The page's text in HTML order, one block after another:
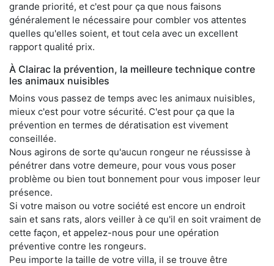
grande priorité, et c'est pour ça que nous faisons
généralement le nécessaire pour combler vos attentes
quelles qu'elles soient, et tout cela avec un excellent
rapport qualité prix.
À Clairac la prévention, la meilleure technique contre
les animaux nuisibles
Moins vous passez de temps avec les animaux nuisibles,
mieux c'est pour votre sécurité. C'est pour ça que la
prévention en termes de dératisation est vivement
conseillée.
Nous agirons de sorte qu'aucun rongeur ne réussisse à
pénétrer dans votre demeure, pour vous vous poser
problème ou bien tout bonnement pour vous imposer leur
présence.
Si votre maison ou votre société est encore un endroit
sain et sans rats, alors veiller à ce qu'il en soit vraiment de
cette façon, et appelez-nous pour une opération
préventive contre les rongeurs.
Peu importe la taille de votre villa, il se trouve être